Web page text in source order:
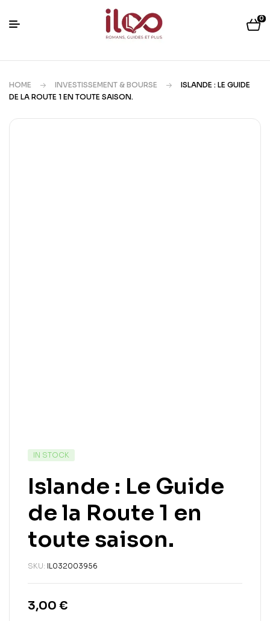
0
HOME INVESTISSEMENT & BOURSE
ISLANDE : LE GUIDE
DE LA ROUTE 1 EN TOUTE SAISON.
IN STOCK
Islande : Le Guide
de la Route 1 en
toute saison.
SKU: IL032003956
3,00 €